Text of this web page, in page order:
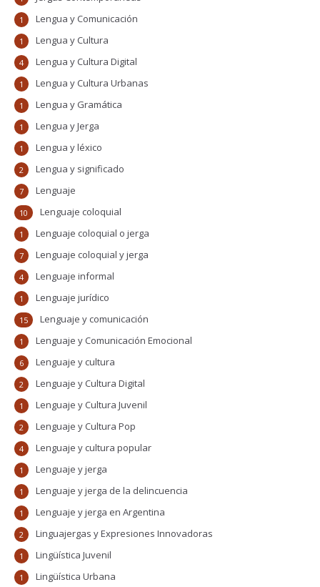
Lengua y Comunicación
1
Lengua y Cultura
1
Lengua y Cultura Digital
4
Lengua y Cultura Urbanas
1
Lengua y Gramática
1
Lengua y Jerga
1
Lengua y léxico
1
Lengua y significado
2
Lenguaje
7
Lenguaje coloquial
10
Lenguaje coloquial o jerga
1
Lenguaje coloquial y jerga
7
Lenguaje informal
4
Lenguaje jurídico
1
Lenguaje y comunicación
15
Lenguaje y Comunicación Emocional
1
Lenguaje y cultura
6
Lenguaje y Cultura Digital
2
Lenguaje y Cultura Juvenil
1
Lenguaje y Cultura Pop
2
Lenguaje y cultura popular
4
Lenguaje y jerga
1
Lenguaje y jerga de la delincuencia
1
Lenguaje y jerga en Argentina
1
Linguajergas y Expresiones Innovadoras
2
Lingüística Juvenil
1
Lingüística Urbana
1